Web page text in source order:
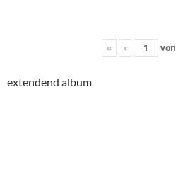
« ‹ von
extendend album